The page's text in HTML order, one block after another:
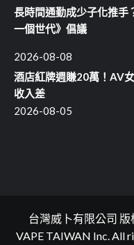
長時間通勤成少子化推手
一個世代》倡議
2026-08-08
酒店紅牌週賺20萬！AV
收入差
2026-08-05
台灣威卜有限公司
VAPE TAIWAN Inc. All